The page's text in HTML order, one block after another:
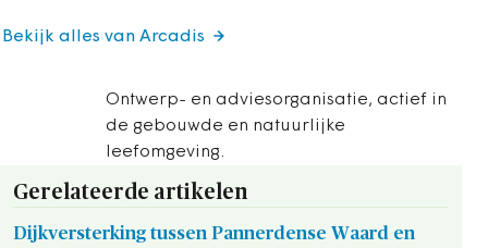
Ontwerp- en adviesorganisatie, actief in
de gebouwde en natuurlijke
leefomgeving.
Bekijk alles van Arcadis
Gerelateerde artikelen
Dijkversterking tussen Pannerdense Waard en